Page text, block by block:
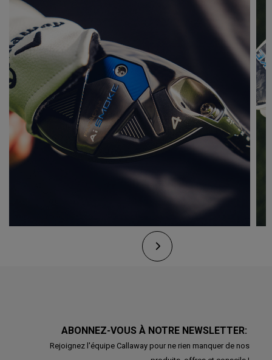
ABONNEZ-VOUS À NOTRE NEWSLETTER:
Rejoignez l'équipe Callaway pour ne rien manquer de nos